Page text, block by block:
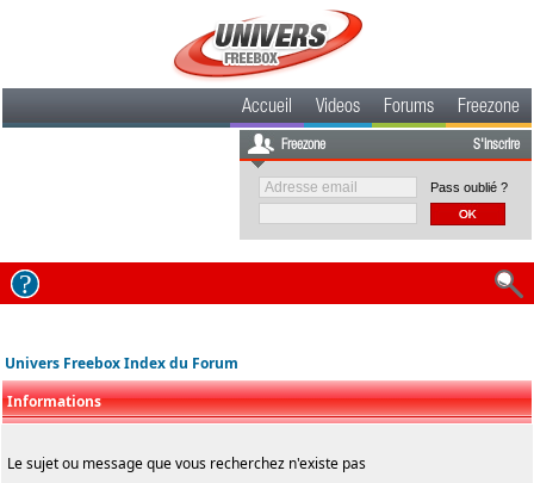
Accueil Videos Forums Freezone
Freezone S'inscrire
Pass oublié ?
Univers Freebox Index du Forum
Informations
Le sujet ou message que vous recherchez n'existe pas